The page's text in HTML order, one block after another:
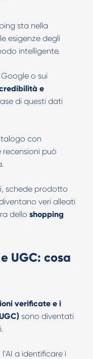
sta nella
esigenze degli
intelligente.
o sui
e
di questi dati
con
può
schede prodotto
veri alleati
dello shopping
UGC: cosa
verificate e i
sono diventati
a identificare i